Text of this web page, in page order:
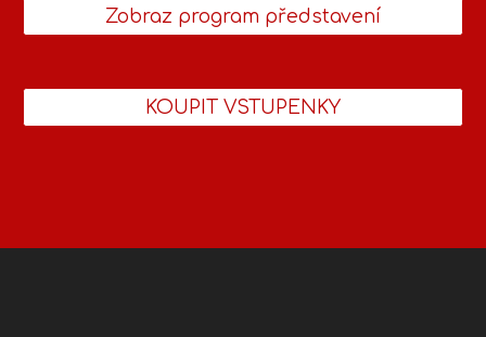
Zobraz program představení
KOUPIT VSTUPENKY